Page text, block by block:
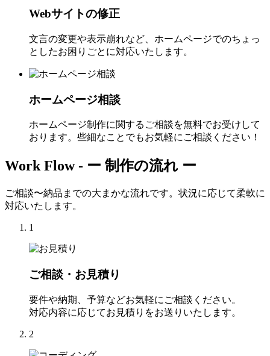
Webサイトの修正
文言の変更や表示崩れなど、ホームページでのちょっ
としたお困りごとに対応いたします。
ホームページ相談
ホームページ制作に関するご相談を無料でお受けして
おります。些細なことでもお気軽にご相談ください！
Work Flow - ー 制作の流れ ー
ご相談〜納品までの大まかな流れです。状況に応じて柔軟に
対応いたします。
1
ご相談・お見積り
要件や納期、予算などお気軽にご相談ください。
対応内容に応じてお見積りをお送りいたします。
2